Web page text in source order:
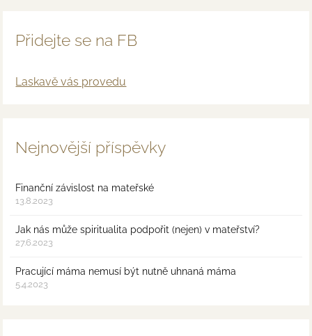
Přidejte se na FB
Laskavě vás provedu
Nejnovější příspěvky
Finanční závislost na mateřské
13.8.2023
Jak nás může spiritualita podpořit (nejen) v mateřství?
27.6.2023
Pracující máma nemusí být nutně uhnaná máma
5.4.2023